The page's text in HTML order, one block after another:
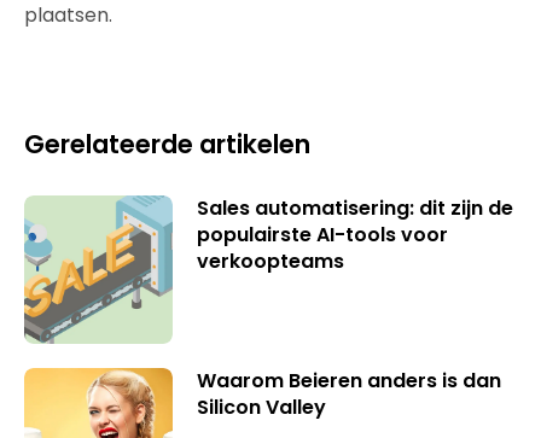
plaatsen.
Gerelateerde artikelen
Sales automatisering: dit zijn de
populairste AI-tools voor
verkoopteams
Waarom Beieren anders is dan
Silicon Valley